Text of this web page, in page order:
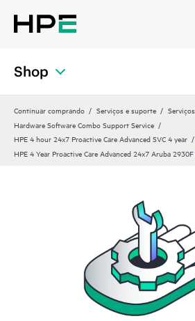
Shop
Continuar comprando Serviços e suporte
Hardware Software Combo Support Service
HPE 4 hour 24x7 Proactive Care Advanced SVC 4 year
HPE 4 Year Proactive Care Advanced 24x7 Aruba